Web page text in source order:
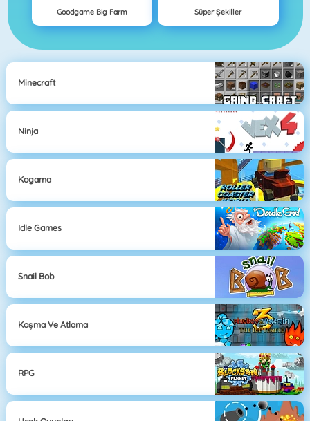
Goodgame Big Farm Süper Şekiller
Minecraft
Ninja
Kogama
Idle Games
Snail Bob
Koşma Ve Atlama
RPG